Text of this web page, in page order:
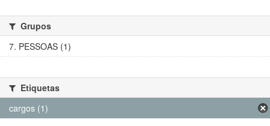
Grupos
7. PESSOAS (1)
Etiquetas
cargos (1)